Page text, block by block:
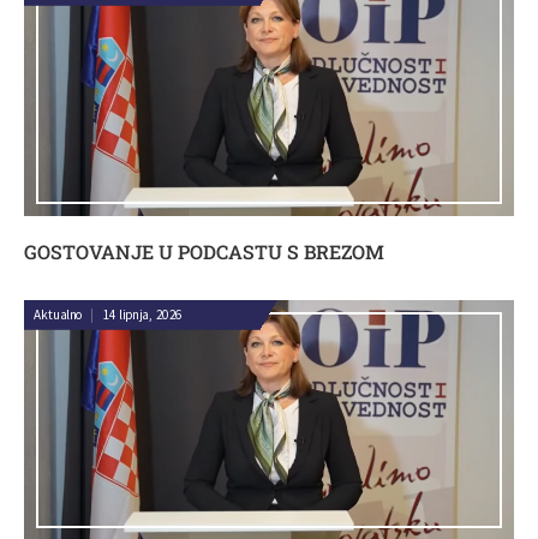
GOSTOVANJE U PODCASTU S BREZOM
Aktualno | 14 lipnja, 2026